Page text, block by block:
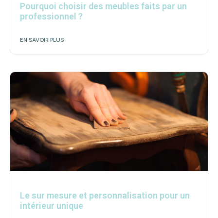
Pourquoi choisir des meubles faits par un
professionnel ?
EN SAVOIR PLUS
Le sur mesure et personnalisation pour un
intérieur unique